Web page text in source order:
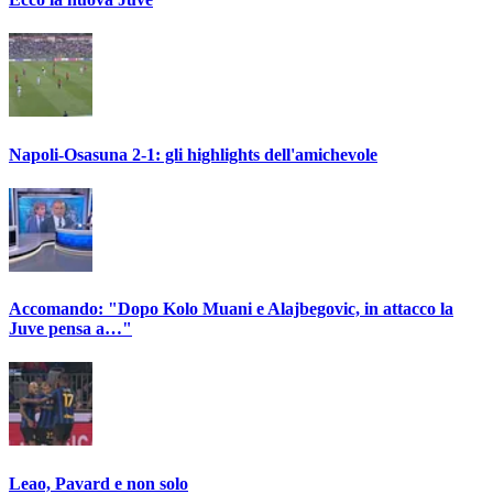
Napoli-Osasuna 2-1: gli highlights dell'amichevole
Accomando: "Dopo Kolo Muani e Alajbegovic, in attacco la
Juve pensa a…"
Leao, Pavard e non solo